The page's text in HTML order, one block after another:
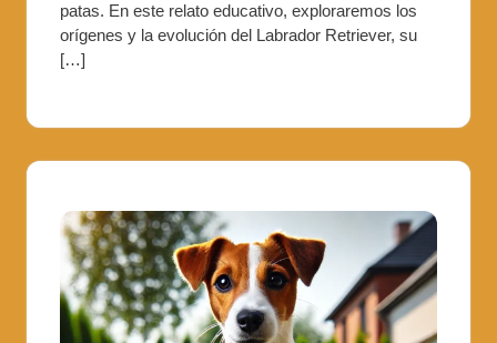
patas. En este relato educativo, exploraremos los
orígenes y la evolución del Labrador Retriever, su
[…]